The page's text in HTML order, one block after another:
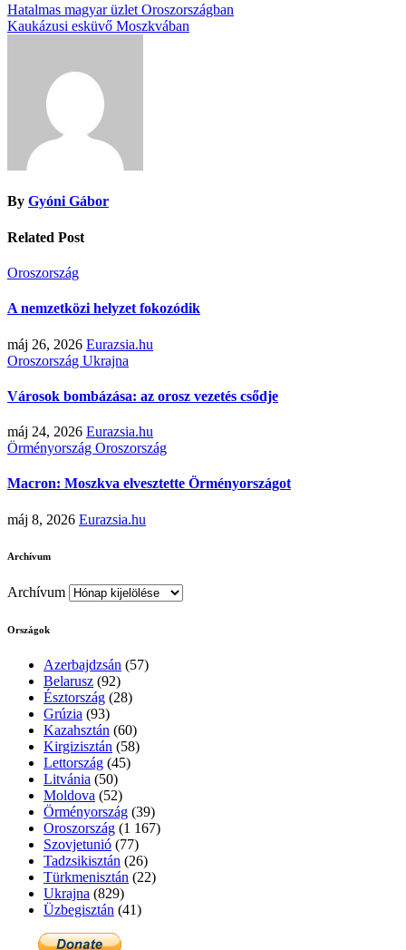
Hatalmas magyar üzlet Oroszországban
Kaukázusi esküvő Moszkvában
By Gyóni Gábor
Related Post
Oroszország
A nemzetközi helyzet fokozódik
máj 26, 2026 Eurazsia.hu
Oroszország Ukrajna
Városok bombázása: az orosz vezetés csődje
máj 24, 2026 Eurazsia.hu
Örményország Oroszország
Macron: Moszkva elvesztette Örményországot
máj 8, 2026 Eurazsia.hu
Archívum
Archívum
Országok
Azerbajdzsán (57)
Belarusz (92)
Észtország (28)
Grúzia (93)
Kazahsztán (60)
Kirgizisztán (58)
Lettország (45)
Litvánia (50)
Moldova (52)
Örményország (39)
Oroszország (1 167)
Szovjetunió (77)
Tadzsikisztán (26)
Türkmenisztán (22)
Ukrajna (829)
Üzbegisztán (41)